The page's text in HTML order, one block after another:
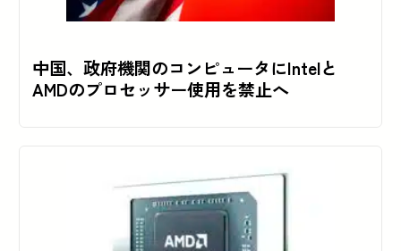
中国、政府機関のコンピュータにIntelと
AMDのプロセッサー使用を禁止へ